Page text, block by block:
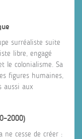
surréaliste suite
libre, engagé
le colonialisme. Sa
figures humaines,
aussi aux
ne cesse de créer :